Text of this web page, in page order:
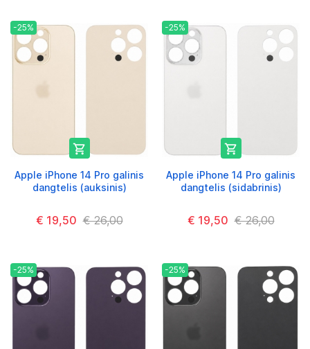
-25%

Apple iPhone 14 Pro galinis
dangtelis (auksinis)
€ 19,50 € 26,00
-25%

Apple iPhone 14 Pro galinis
dangtelis (sidabrinis)
€ 19,50 € 26,00
-25% -25%